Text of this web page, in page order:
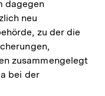
dagegen
neu
zu der die
zusammengelegt
bei der